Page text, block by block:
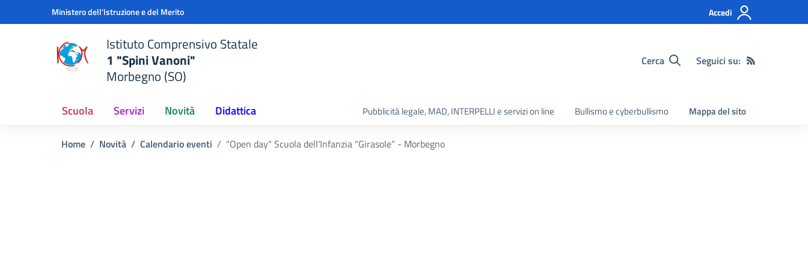
Vai ai contenuti
Vai al menu di navigazioneMinistero dell'Istruzione e del Merito Accedi
Istituto Comprensivo Statale
1 "Spini Vanoni"
Morbegno (SO)
Cerca Seguici su:
Scuola Servizi Novità Didattica Pubblicità legale, MAD, INTERPELLI e servizi on line Bullismo e cyberbullismo Mappa del sito
Home Novità Calendario eventi "Open day" Scuola dell'Infanzia “Girasole” - Morbegno